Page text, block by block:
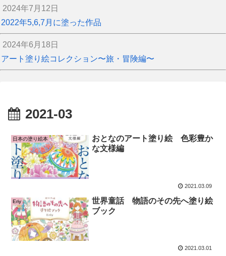
2024年7月12日
2022年5,6,7月に塗った作品
2024年6月18日
アート塗り絵コレクション〜旅・冒険編〜
2021-03
日本の塗り絵本
おとなのアート塗り絵 色彩豊か
な文様編
2021.03.09
Eriy
世界童話 物語のその先へ塗り絵
ブック
2021.03.01